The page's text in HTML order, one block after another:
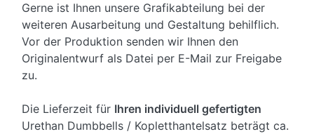
Gerne ist Ihnen unsere Grafikabteilung bei der
weiteren Ausarbeitung und Gestaltung behilflich.
Vor der Produktion senden wir Ihnen den
Originalentwurf als Datei per E-Mail zur Freigabe
zu.
Die Lieferzeit für Ihren individuell gefertigten
Urethan Dumbbells / Kopletthantelsatz beträgt ca.